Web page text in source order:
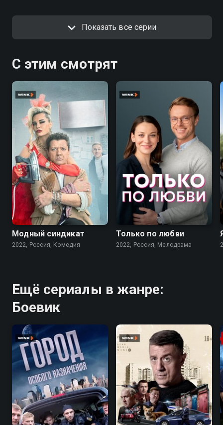
Показать все серии
С этим смотрят
7.6
Модный синдикат
2022, Россия, Комедия
Только по любви
2022, Россия, Мелодрама
Ещё сериалы в жанре:
Боевик